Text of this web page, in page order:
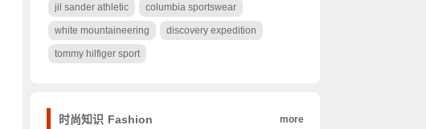
jil sander athletic columbia sportswear
white mountaineering discovery expedition
tommy hilfiger sport
时尚知识 Fashion more